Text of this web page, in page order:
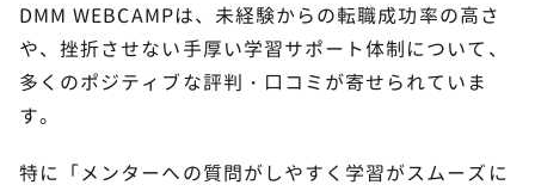
DMM WEBCAMPは、未経験からの転職成功率の高さ
や、挫折させない手厚い学習サポート体制について、
多くのポジティブな評判・口コミが寄せられていま
す。
特に「メンターへの質問がしやすく学習がスムーズに